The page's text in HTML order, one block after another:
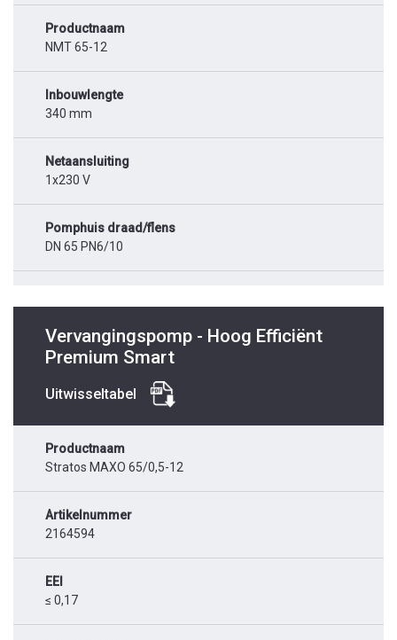
Productnaam
NMT 65-12
Inbouwlengte
340 mm
Netaansluiting
1x230 V
Pomphuis draad/flens
DN 65 PN6/10
Vervangingspomp - Hoog Efficiënt
Premium Smart
Uitwisseltabel
Productnaam
Stratos MAXO 65/0,5-12
Artikelnummer
2164594
EEI
≤ 0,17